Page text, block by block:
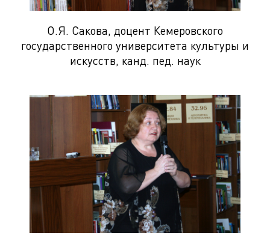
О.Я. Сакова, доцент Кемеровского
государственного университета культуры и
искусств, канд. пед. наук